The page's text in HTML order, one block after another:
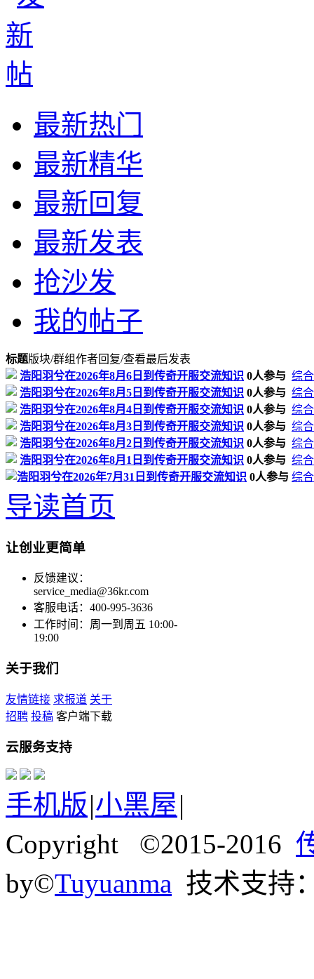
最新热门
最新精华
最新回复
最新发表
抢沙发
我的帖子
标题版块/群组作者回复/查看最后发表
浩阳羽兮在2026年8月6日到传奇开服交流知识 0人参与 综
浩阳羽兮在2026年8月5日到传奇开服交流知识 0人参与 综
浩阳羽兮在2026年8月4日到传奇开服交流知识 0人参与 综
浩阳羽兮在2026年8月3日到传奇开服交流知识 0人参与 综
浩阳羽兮在2026年8月2日到传奇开服交流知识 0人参与 综
浩阳羽兮在2026年8月1日到传奇开服交流知识 0人参与 综
浩阳羽兮在2026年7月31日到传奇开服交流知识 0人参与 综
导读首页
让创业更简单
反馈建议：
service_media@36kr.com
客服电话：400-995-3636
工作时间：周一到周五 10:00-
19:00
关于我们
友情链接 求报道 关于
招聘 投稿 客户端下载
云服务支持
手机版|小黑屋|
Copyright ©2015-2016
by©Tuyuanma 技术支持